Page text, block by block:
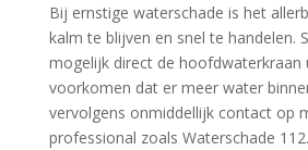
Bij ernstige waterschade is het
kalm te blijven en snel te handelen.​
mogelijk direct de hoofdwaterkraan
voorkomen dat er meer water
vervolgens onmiddellijk contact op
professional zoals Waterschade